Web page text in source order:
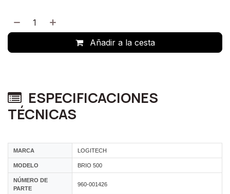
Añadir a la cesta
ESPECIFICACIONES
TÉCNICAS
MARCA LOGITECH
MODELO BRIO 500
NÚMERO DE
PARTE
960-001426